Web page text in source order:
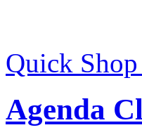
Quick Shop
Agenda